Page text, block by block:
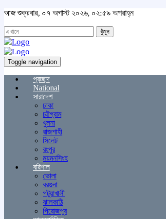
আজ শুক্রবার, ০৭ অগাস্ট ২০২৬, ০২:৫৯ অপরাহ্ন
খুঁজুন
Toggle navigation
প্রচ্ছদ
National
সারাদেশ
ঢাকা
চট্টগ্রাম
খুলনা
রাজশাহী
সিলেট
রংপুর
ময়মনসিংহ
বরিশাল
ভোলা
বরগুনা
পটুয়াখালী
ঝালকাঠি
পিরোজপুর